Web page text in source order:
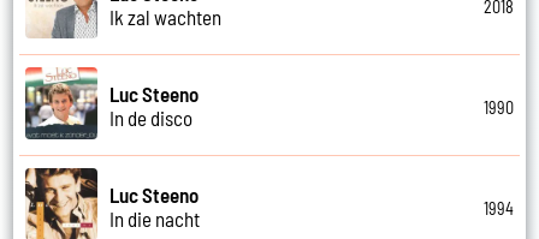
Ik zal wachten
2018
Luc Steeno
In de disco
1990
Luc Steeno
In die nacht
1994